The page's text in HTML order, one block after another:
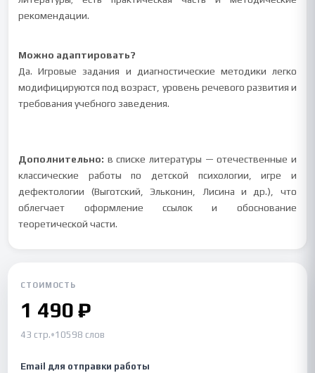
рекомендации.
Можно адаптировать?
Да. Игровые задания и диагностические методики легко
модифицируются под возраст, уровень речевого развития и
требования учебного заведения.
Дополнительно: в списке литературы — отечественные и
классические работы по детской психологии, игре и
дефектологии (Выготский, Эльконин, Лисина и др.), что
облегчает оформление ссылок и обоснование
теоретической части.
СТОИМОСТЬ
1 490 ₽
43 стр.•10598 слов
Email для отправки работы